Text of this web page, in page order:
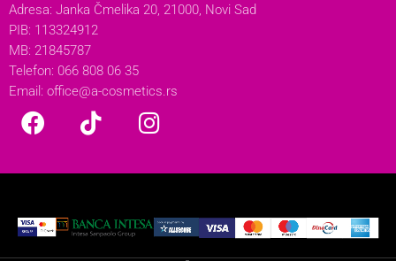
Adresa: Janka Čmelika 20, 21000, Novi Sad
PIB: 113324912
MB: 21845787
Telefon: 066 808 06 35
Email: office@a-cosmetics.rs